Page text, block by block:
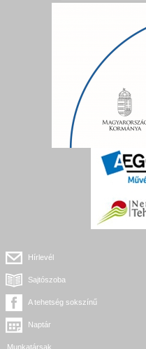
Hírlevél
Sajtószoba
A tehetség sokszínű
Naptár
Munkatársak